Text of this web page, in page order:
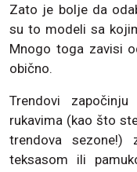
Zato je bolje da
su to modeli sa
Mnogo toga zavisi
obično.
Trendovi
rukavima (kao što
trendova sezone!)
teksasom ili